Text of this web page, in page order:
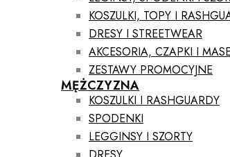
KOSZULKI, TOPY I
DRESY I STREETWEAR
AKCESORIA, CZAPKI I
ZESTAWY PROMOCYJNE
MĘŻCZYZNA
KOSZULKI I RASHGUARDY
SPODENKI
LEGGINSY I SZORTY